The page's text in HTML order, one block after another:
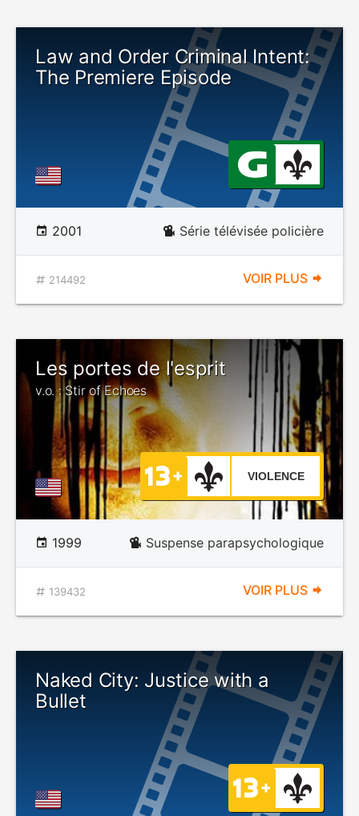
Law and Order Criminal Intent:
The Premiere Episode
2001 Série télévisée policière
214492 VOIR PLUS
Les portes de l'esprit
v.o. : Stir of Echoes
VIOLENCE
1999 Suspense parapsychologique
139432 VOIR PLUS
Naked City: Justice with a
Bullet